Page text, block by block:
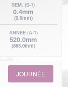
SEM.(S-1)
0.4mm
(0.0mm)
ANNÉE (A-1)
520.0mm
(865.0mm)
JOURNÉE